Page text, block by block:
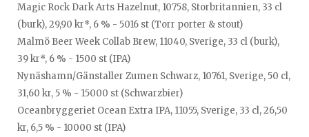
Magic Rock Dark Arts Hazelnut, 10758, Storbritannien, 33 cl
(burk), 29,90 kr*, 6 % - 5016 st (Torr porter & stout)
Malmö Beer Week Collab Brew, 11040, Sverige, 33 cl (burk),
39 kr*, 6 % - 1500 st (IPA)
Nynäshamn/Gänstaller Zumen Schwarz, 10761, Sverige, 50 cl,
31,60 kr, 5 % - 15000 st (Schwarzbier)
Oceanbryggeriet Ocean Extra IPA, 11055, Sverige, 33 cl, 26,50
kr, 6,5 % - 10000 st (IPA)